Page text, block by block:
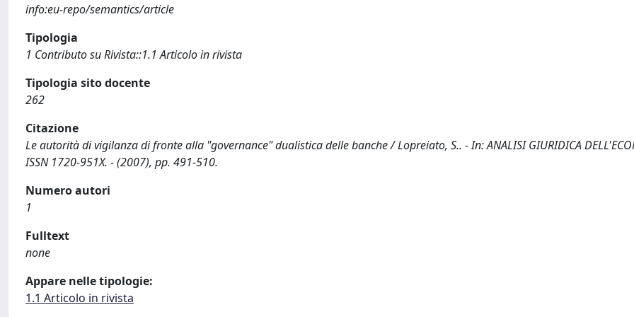
info:eu-repo/semantics/article
Tipologia
1 Contributo su Rivista::1.1 Articolo in rivista
Tipologia sito docente
262
Citazione
Le autorità di vigilanza di fronte alla "governance" dualistica delle banche / Lopreiato, S.. - In: ANALISI GIURIDICA
ISSN 1720-951X. - (2007), pp. 491-510.
Numero autori
1
Fulltext
none
Appare nelle tipologie:
1.1 Articolo in rivista